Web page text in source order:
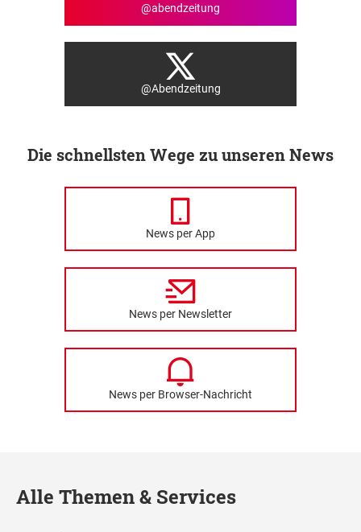
@abendzeitung
@Abendzeitung
Die schnellsten Wege zu unseren News
News per App
News per Newsletter
News per Browser-Nachricht
Alle Themen & Services